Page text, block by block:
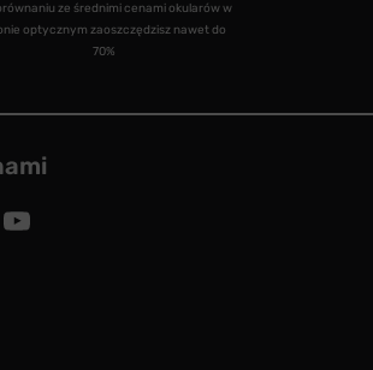
ze średnimi cenami okularów w
optycznym zaoszczędzisz nawet do
70%